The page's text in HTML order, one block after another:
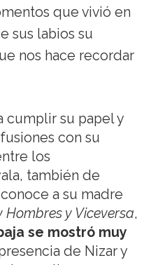
que vivió en
sus labios su
nos hace recordar
cumplir su papel y
con su
los
también de
a su madre
Hombres y Viceversa,
se mostró muy
de Nizar y